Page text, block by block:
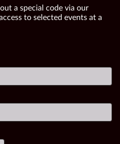
a special code via our
to selected events at a